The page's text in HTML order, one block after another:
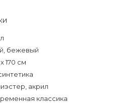
бежевый
170 см
акрил
классика